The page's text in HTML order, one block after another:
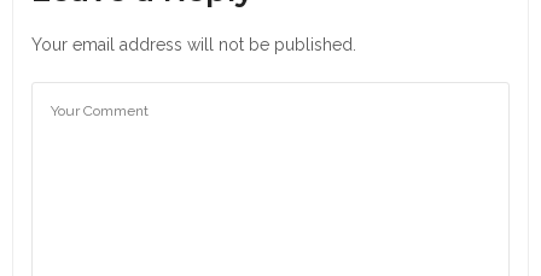
Your email address will not be published.